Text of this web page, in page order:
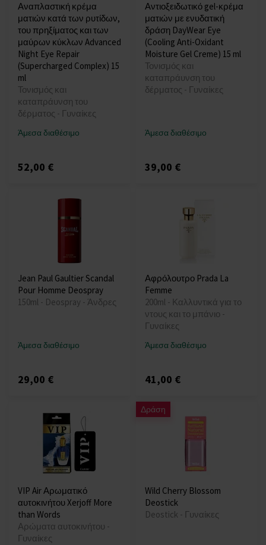
Αναπλαστική κρέμα
ματιών κατά των ρυτίδων,
του πρηξίματος και των
μαύρων κύκλων Advanced
Night Eye Repair
(Supercharged Complex) 15
ml
Τονισμός και
καταπράυνση του
δέρματος - Γυναίκες
Άμεσα διαθέσιμο
52,00 €
Αντιοξειδωτικό gel-κρέμα
ματιών με ενυδατική
δράση DayWear Eye
(Cooling Anti-Oxidant
Moisture Gel Creme) 15 ml
Τονισμός και
καταπράυνση του
δέρματος - Γυναίκες
Άμεσα διαθέσιμο
39,00 €
Jean Paul Gaultier Scandal
Pour Homme Deospray
150ml - Deospray - Άνδρες
Άμεσα διαθέσιμο
29,00 €
Αφρόλουτρο Prada La
Femme
200ml - Καλλυντικά για το
ντους και το μπάνιο -
Γυναίκες
Άμεσα διαθέσιμο
41,00 €
VIP Air Αρωματικό
αυτοκινήτου Xerjoff More
than Words
Αρώματα αυτοκινήτου -
Γυναίκες
Δράση
Wild Cherry Blossom
Deostick
Deostick - Γυναίκες